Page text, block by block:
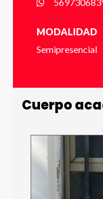
MODALIDAD
Semipresencial
Cuerpo
* campos
Número de